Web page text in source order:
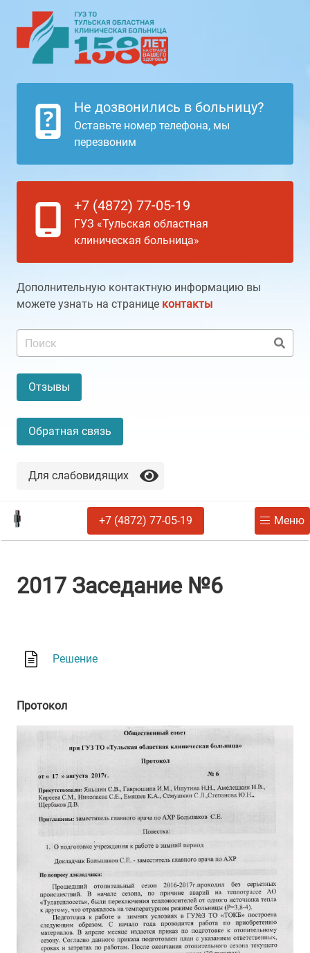
Не дозвонились в больницу?
Оставьте номер телефона, мы
перезвоним
+7 (4872) 77-05-19
ГУЗ «Тульская областная
клиническая больница»
Дополнительную контактную информацию вы
можете узнать на странице контакты
Отзывы
Обратная связь
Для слабовидящих
+7 (4872) 77-05-19 Меню
2017 Заседание №6
Решение
Протокол